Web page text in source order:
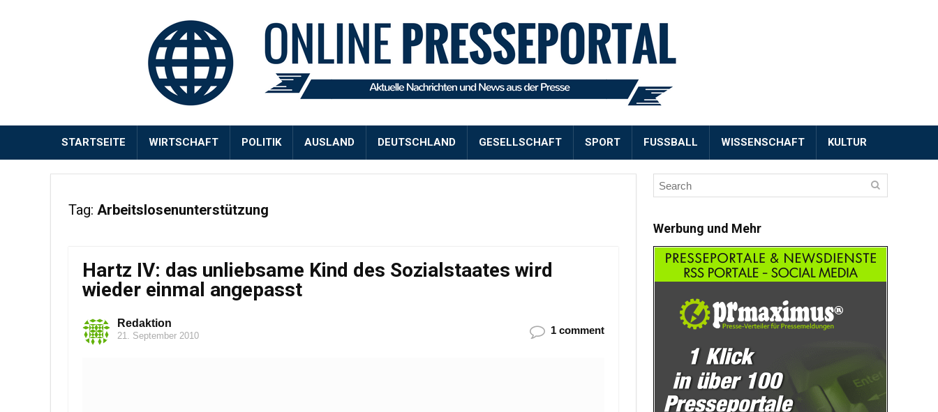
STARTSEITE WIRTSCHAFT POLITIK AUSLAND DEUTSCHLAND GESELLSCHAFT SPORT FUSSBALL WISSENSCHAFT KULTUR
Tag: Arbeitslosenunterstützung
Hartz IV: das unliebsame Kind des Sozialstaates wird
wieder einmal angepasst
Redaktion
21. September 2010 1 comment
Werbung und Mehr